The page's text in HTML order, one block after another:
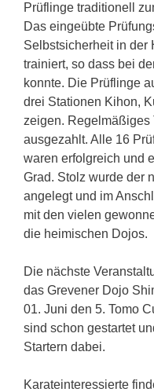
Prüflinge traditionell
Das eingeübte
Selbstsicherheit in der
trainiert, so dass bei
konnte. Die Prüflinge
drei Stationen Kihon,
zeigen. Regelmäßiges
ausgezahlt. Alle 16
waren erfolgreich und
Grad. Stolz wurde der
angelegt und im
mit den vielen
die heimischen Dojos.
Die nächste
das Grevener Dojo
01. Juni den 5. Tomo
sind schon gestartet
Startern dabei.
Karateinteressierte